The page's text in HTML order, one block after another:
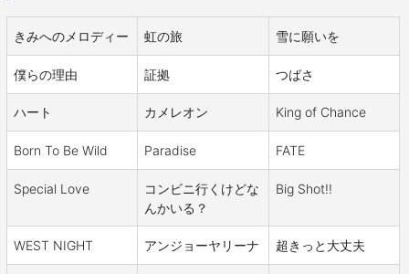
きみへのメロディー 虹の旅 雪に願いを
僕らの理由 証拠 つばさ
ハート カメレオン King of Chance
Born To Be Wild Paradise FATE
Special Love
コンビニ行くけどな
んかいる？
Big Shot!!
WEST NIGHT アンジョーヤリーナ 超きっと大丈夫